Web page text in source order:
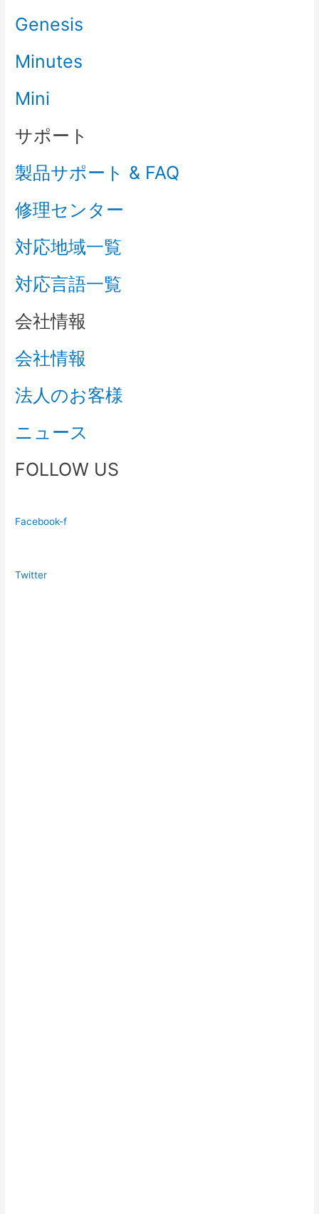
Genesis
Minutes
Mini
サポート
製品サポート & FAQ
修理センター
対応地域一覧
対応言語一覧
会社情報
会社情報
法人のお客様
ニュース
FOLLOW US
Facebook-f
Twitter